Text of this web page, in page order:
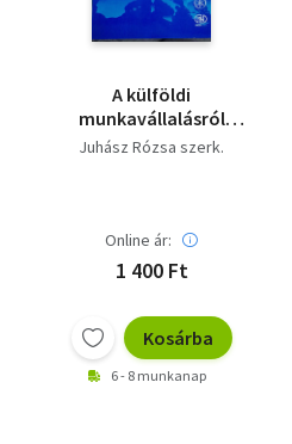
A külföldi
munkavállalásról
hitelesen
Juhász Rózsa szerk.
Online ár:
1 400 Ft
Kosárba
6 - 8 munkanap